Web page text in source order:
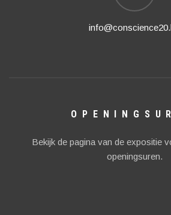
Bekijk de pagina van de expositie
openingsuren.